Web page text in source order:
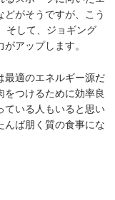
がそうですが、こう
そして、ジョギング
がアップします。
最適のエネルギー源だ
つけるために効率良
ている人もいると思い
んば朋く質の食事にな